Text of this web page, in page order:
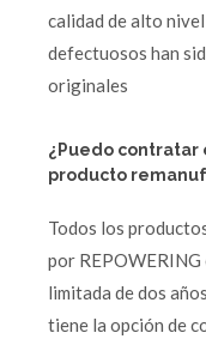
calidad de alto
defectuosos han
originales
¿Puedo contratar
producto
Todos los
por
limitada de dos
tiene la opción de